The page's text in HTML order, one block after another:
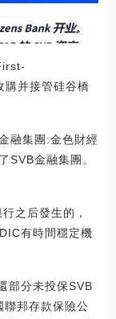
并接管硅谷橋
融集團:金色財經
SVB金融集團。
之后發生的，
有時間穩定機
部分未投保SVB
邦存款保險公